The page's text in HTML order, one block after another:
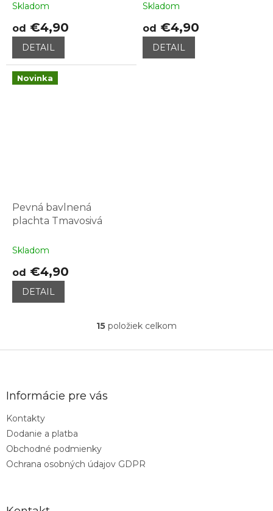
Skladom
od €4,90
DETAIL
Skladom
od €4,90
DETAIL
Novinka
Pevná bavlnená
plachta Tmavosivá
Skladom
od €4,90
DETAIL
O
l
v
k
15 položiek celkom
Informácie pre vás
Kontakty
Dodanie a platba
Obchodné podmienky
Ochrana osobných údajov GDPR